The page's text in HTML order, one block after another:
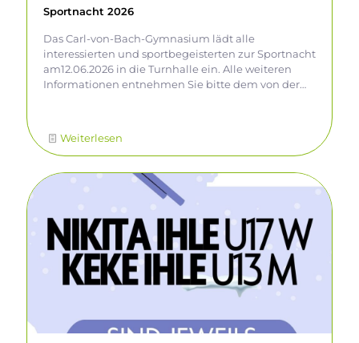
Sportnacht 2026
Das Carl-von-Bach-Gymnasium lädt alle
interessierten und sportbegeisterten zur Sportnacht
am12.06.2026 in die Turnhalle ein. Alle weiteren
Informationen entnehmen Sie bitte dem von der
Weiterlesen